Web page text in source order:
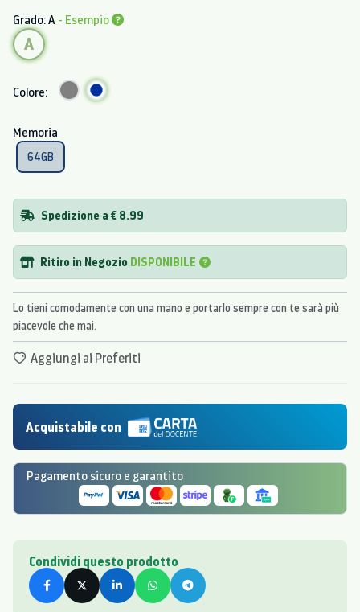
Grado: A - Esempio
A
Colore:
Memoria
64GB
Spedizione a € 8.99
Ritiro in Negozio DISPONIBILE
Lo tieni comodamente con una mano e portarlo sempre con te sarà più
piacevole che mai.
Aggiungi ai Preferiti
Acquistabile con
Pagamento sicuro e garantito
Condividi questo prodotto